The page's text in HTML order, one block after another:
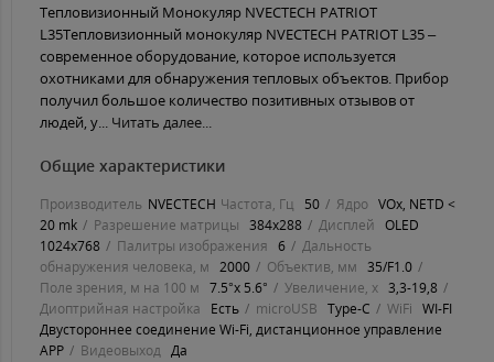
Тепловизионный Монокуляр NVECTECH PATRIOT
L35Тепловизионный монокуляр NVECTECH PATRIOT L35 –
современное оборудование, которое используется
охотниками для обнаружения тепловых объектов. Прибор
получил большое количество позитивных отзывов от
людей, у... Читать далее...
Общие характеристики
Производитель NVECTECH Частота, Гц 50 Ядро VOx, NETD <
20 mk
Разрешение матрицы 384x288 Дисплей OLED
1024x768
Палитры изображения 6
Дальность
обнаружения человека, м 2000 Объектив, мм 35/F1.0
Поле зрения, м на 100 м 7.5°x 5.6° Увеличение, х 3,3-19,8
Диоптрийная настройка
Есть microUSB Type-C WiFi WI-FI
Двустороннее соединение Wi-Fi, дистанционное управление
APP
Видеовыход Да